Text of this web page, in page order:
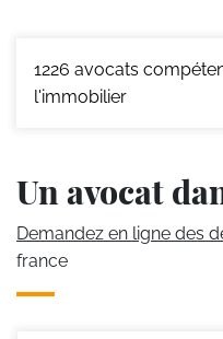
1226 avocats
l'immobilier
Un avocat
Demandez en ligne des
france